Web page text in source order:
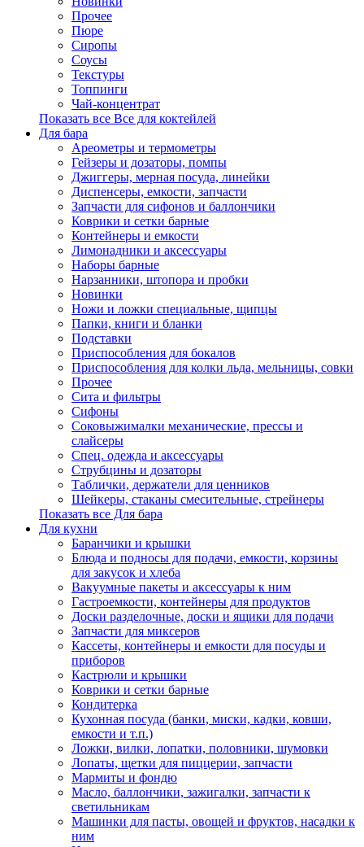
Прочее
Пюре
Сиропы
Соусы
Текстуры
Топпинги
Чай-концентрат
Показать все Все для коктейлей
Для бара
Ареометры и термометры
Гейзеры и дозаторы, помпы
Джиггеры, мерная посуда, линейки
Диспенсеры, емкости, запчасти
Запчасти для сифонов и баллончики
Коврики и сетки барные
Контейнеры и емкости
Лимонадники и аксессуары
Наборы барные
Нарзанники, штопора и пробки
Новинки
Ножи и ложки специальные, щипцы
Папки, книги и бланки
Подставки
Приспособления для бокалов
Приспособления для колки льда, мельницы, совки
Прочее
Сита и фильтры
Сифоны
Соковыжималки механические, прессы и
слайсеры
Спец. одежда и аксессуары
Струбцины и дозаторы
Таблички, держатели для ценников
Шейкеры, стаканы смесительные, стрейнеры
Показать все Для бара
Для кухни
Баранчики и крышки
Блюда и подносы для подачи, емкости, корзины
для закусок и хлеба
Вакуумные пакеты и аксессуары к ним
Гастроемкости, контейнеры для продуктов
Доски разделочные, доски и ящики для подачи
Запчасти для миксеров
Кассеты, контейнеры и емкости для посуды и
приборов
Кастрюли и крышки
Коврики и сетки барные
Кондитерка
Кухонная посуда (банки, миски, кадки, ковши,
емкости и т.п.)
Ложки, вилки, лопатки, половники, шумовки
Лопаты, щетки для пиццерии, запчасти
Мармиты и фондю
Масло, баллончики, зажигалки, запчасти к
светильникам
Машинки для пасты, овощей и фруктов, насадки к
ним